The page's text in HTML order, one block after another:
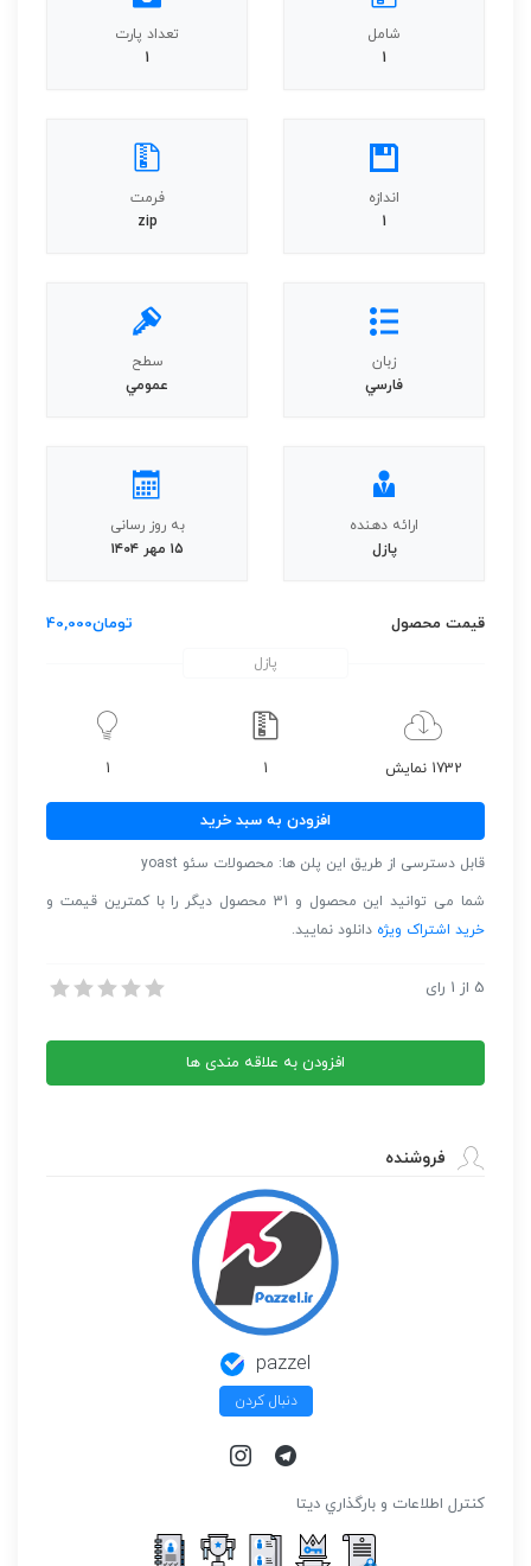
شامل
1
تعداد پارت
1
اندازه
1
فرمت
zip
زبان
فارسي
سطح
عمومي
ارائه دهنده
پازل
به روز رسانی
۱۵ مهر ۱۴۰۴
قیمت محصول تومان40,000
پازل
1732 نمایش 1
1
يوئاست
سئو
لوكال
عدد
افزودن به سبد خرید
قابل دسترسی از طریق این پلن ها: محصولات سئو yoast
شما می توانید این محصول و 31 محصول دیگر را با کمترین قیمت و
خرید اشتراک ویژه دانلود نمایید.
افزونه یوئاست سئو لوکال
5 از 1 رای
افزودن به علاقه مندی ها
فروشنده
pazzel
دنبال کردن
كنترل اطلاعات و بارگذاري ديتا